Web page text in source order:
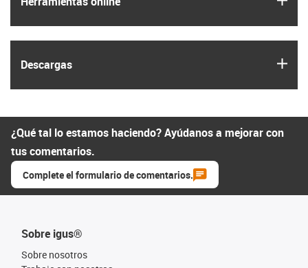
Descargas
¿Qué tal lo estamos haciendo? Ayúdanos a mejorar con
tus comentarios.
Complete el formulario de comentarios.
Sobre igus®
Sobre nosotros